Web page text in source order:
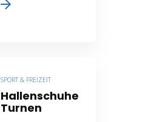
SPORT & FREIZEIT
Hallenschuhe
Turnen